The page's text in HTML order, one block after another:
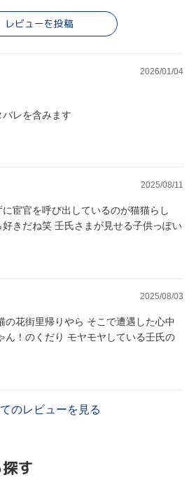
レビューを投稿
2026/01/04
レを含みます
2025/08/11
宦官を呼び出しているのが猫猫らし
きだね笑 壬氏さまが見せる子供っぽい
2025/08/03
の花街里帰りやら そこで遭遇した心中
のレビューを見る
す